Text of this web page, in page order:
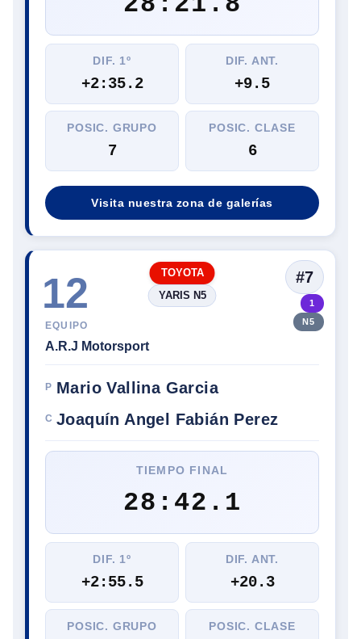
DIF. 1º
+2:35.2
DIF. ANT.
+9.5
POSIC. GRUPO
7
POSIC. CLASE
6
Visita nuestra zona de galerías
12 #7
1
N5
EQUIPO
A.R.J Motorsport
TOYOTA
YARIS N5
P Mario Vallina Garcia
C Joaquín Angel Fabián Perez
TIEMPO FINAL
28:42.1
DIF. 1º
+2:55.5
DIF. ANT.
+20.3
POSIC. GRUPO POSIC. CLASE